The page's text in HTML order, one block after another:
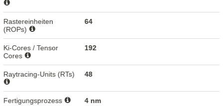
Rastereinheiten
(ROPs)
64
Ki-Cores / Tensor
Cores
192
Raytracing-Units (RTs) 48
Fertigungsprozess 4 nm